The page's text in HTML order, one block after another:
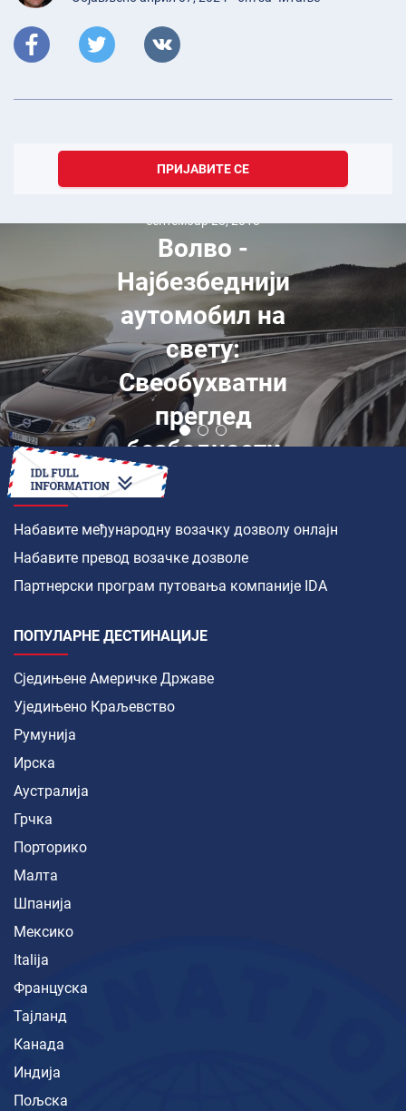
ПРИЈАВИТЕ СЕ
септембар 28, 2018
Волво -
Најбезбеднији
аутомобил на
свету:
Свеобухватни
преглед
безбедности
КАКО ДА
Набавите међународну возачку дозволу онлајн
Набавите превод возачке дозволе
Партнерски програм путовања компаније IDA
ПОПУЛАРНЕ ДЕСТИНАЦИЈЕ
Сједињене Америчке Државе
Уједињено Краљевство
Румунија
Ирска
Аустралија
Грчка
Порторико
Малта
Шпанија
Мексико
Italija
Француска
Тајланд
Канада
Индија
Пољска